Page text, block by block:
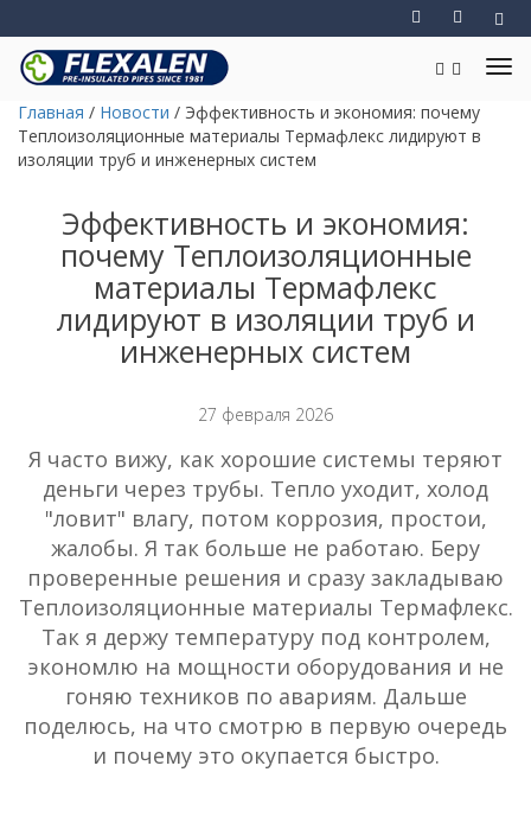
Главная / Новости / Эффективность и экономия: почему
Теплоизоляционные материалы Термафлекс лидируют в
изоляции труб и инженерных систем
Эффективность и экономия:
почему Теплоизоляционные
материалы Термафлекс
лидируют в изоляции труб и
инженерных систем
27 февраля 2026
Я часто вижу, как хорошие системы теряют
деньги через трубы. Тепло уходит, холод
"ловит" влагу, потом коррозия, простои,
жалобы. Я так больше не работаю. Беру
проверенные решения и сразу закладываю
Теплоизоляционные материалы Термафлекс.
Так я держу температуру под контролем,
экономлю на мощности оборудования и не
гоняю техников по авариям. Дальше
поделюсь, на что смотрю в первую очередь
и почему это окупается быстро.